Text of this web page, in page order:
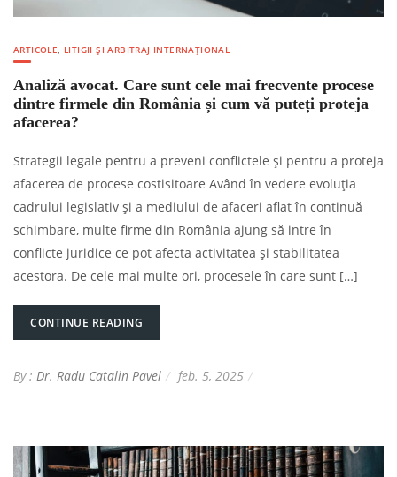
ARTICOLE, LITIGII ȘI ARBITRAJ INTERNAȚIONAL
Analiză avocat. Care sunt cele mai frecvente procese
dintre firmele din România și cum vă puteți proteja
afacerea?
Strategii legale pentru a preveni conflictele și pentru a proteja
afacerea de procese costisitoare Având în vedere evoluția
cadrului legislativ și a mediului de afaceri aflat în continuă
schimbare, multe firme din România ajung să intre în
conflicte juridice ce pot afecta activitatea și stabilitatea
acestora. De cele mai multe ori, procesele în care sunt […]
CONTINUE READING
By : Dr. Radu Catalin Pavel feb. 5, 2025